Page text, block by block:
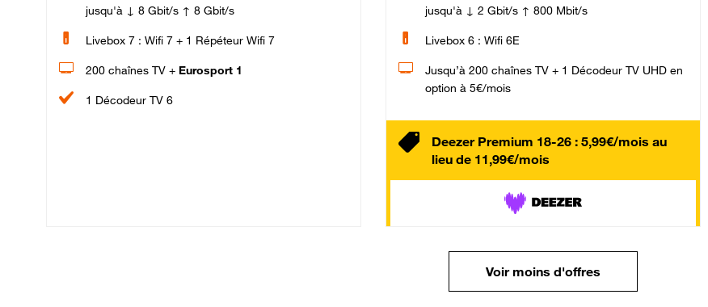
jusqu'à ↓ 8 Gbit/s ↑ 8 Gbit/s
Livebox 7 : Wifi 7 + 1 Répéteur Wifi 7
200 chaînes TV + Eurosport 1
1 Décodeur TV 6
jusqu'à ↓ 2 Gbit/s ↑ 800 Mbit/s
Livebox 6 : Wifi 6E
Jusqu’à 200 chaînes TV + 1 Décodeur TV UHD en
option à 5€/mois
Deezer Premium 18-26 : 5,99€/mois au
lieu de 11,99€/mois
Voir moins d'offres